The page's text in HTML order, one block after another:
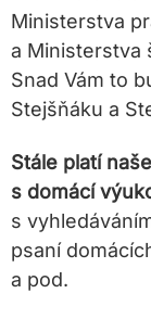
Ministerstva
a Ministerstva
Snad Vám to
Stejšňáku a
Stále platí
s domácí
s
psaní
a pod.